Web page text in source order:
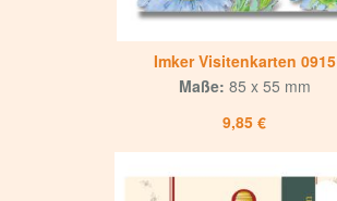
Imker Visitenkarten 0915
9,85 €
Maße: 85 x 55 mm